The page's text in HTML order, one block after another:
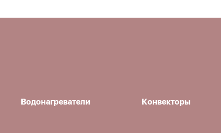
Водонагреватели Конвекторы